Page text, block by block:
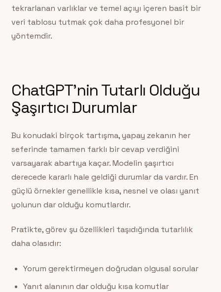
tekrarlanan varlıklar ve temel açıyı içeren basit bir
veri tablosu tutmak çok daha profesyonel bir
yöntemdir.
ChatGPT’nin Tutarlı Olduğu
Şaşırtıcı Durumlar
Bu konudaki birçok tartışma, yapay zekanın her
seferinde tamamen farklı bir cevap verdiğini
varsayarak abartıya kaçar. Modelin şaşırtıcı
derecede kararlı hale geldiği durumlar da vardır. En
güçlü örnekler genellikle kısa, nesnel ve olası yanıt
yolunun dar olduğu komutlardır.
Pratikte, görev şu özellikleri taşıdığında tutarlılık
daha olasıdır:
Yorum gerektirmeyen doğrudan olgusal sorular
Yanıt alanının dar olduğu kısa komutlar